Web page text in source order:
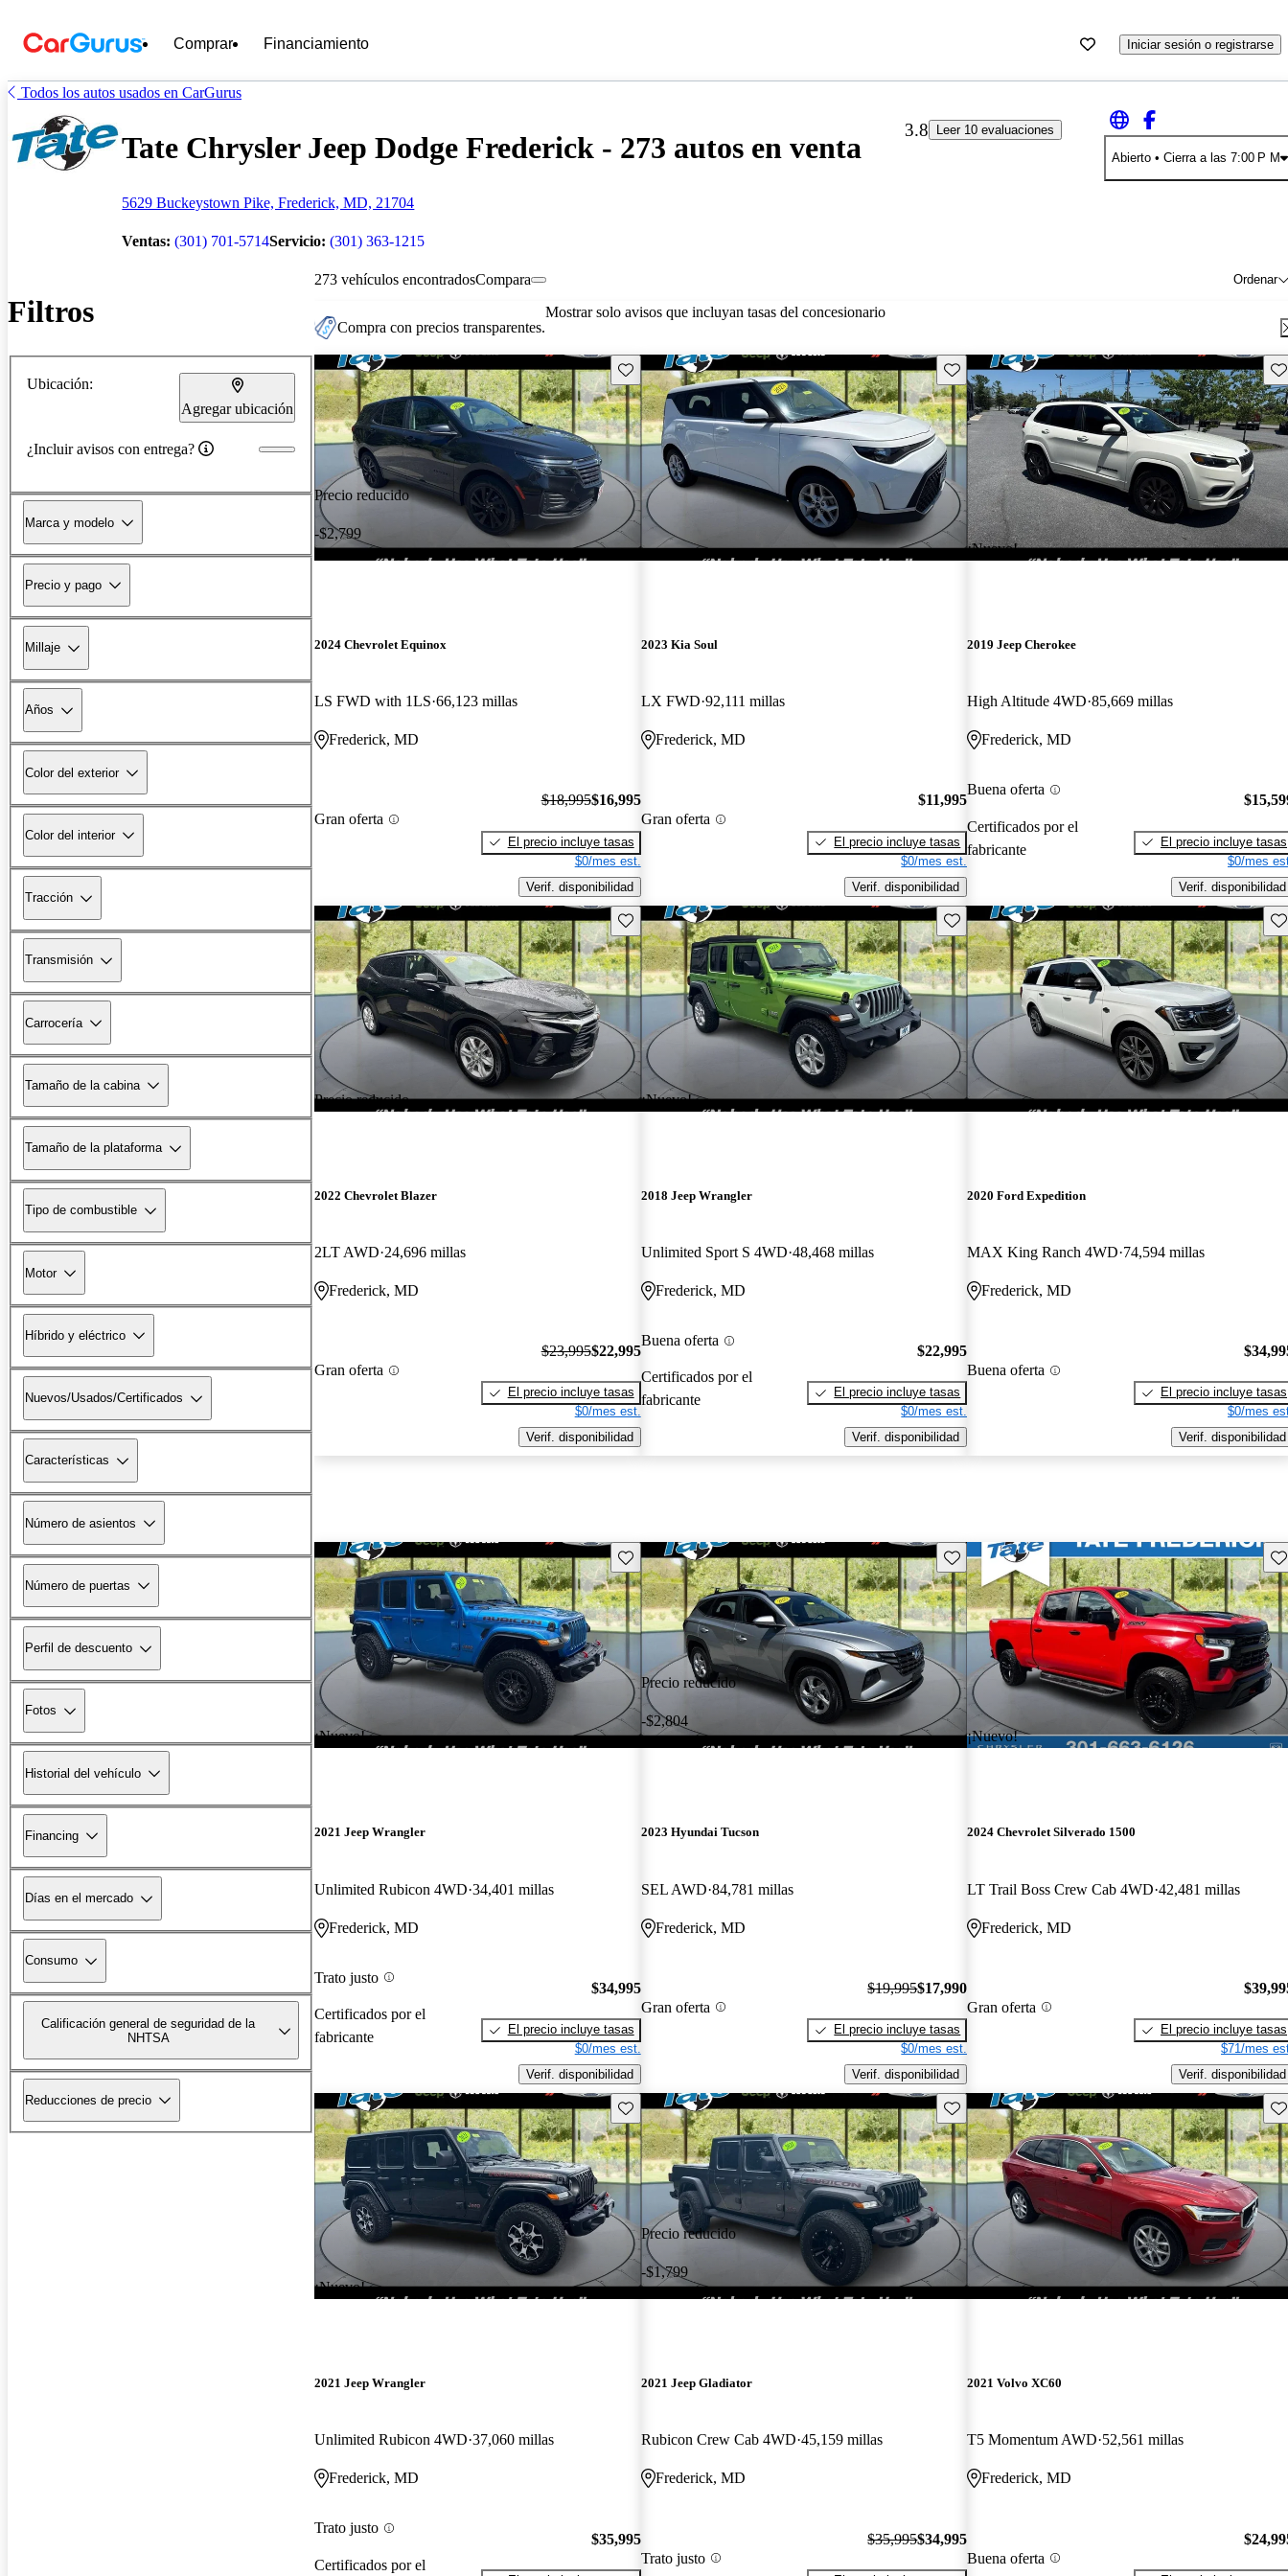
Comprar Financiamiento Iniciar sesión o registrarse
Todos los autos usados en CarGurus
Tate Chrysler Jeep Dodge Frederick - 273 autos en venta
5629 Buckeystown Pike, Frederick, MD, 21704
Ventas: (301) 701-5714Servicio: (301) 363-1215
3.8
Leer 10 evaluaciones
Abierto• Cierra a las 7:00 P M
Filtros
Ubicación:
Agregar ubicación
¿Incluir avisos con entrega?
Marca y modelo
Precio y pago
Millaje
Años
Color del exterior
Color del interior
Tracción
Transmisión
Carrocería
Tamaño de la cabina
Tamaño de la plataforma
Tipo de combustible
Motor
Híbrido y eléctrico
Nuevos/Usados/Certificados
Características
Número de asientos
Número de puertas
Perfil de descuento
Fotos
Historial del vehículo
Financing
Días en el mercado
Consumo
Calificación general de seguridad de la
NHTSA
Reducciones de precio
273 vehículos encontrados Ordenar
Compara
Compra con precios transparentes.
Mostrar solo avisos que incluyan tasas del concesionario
Precio reducido
-$2,799
Guarda este Aviso
2024 Chevrolet Equinox
LS FWD with 1LS 66,123 millas
Frederick, MD
Gran oferta
$18,995$16,995
El precio incluye tasas
$0/mes est.
Verif. disponibilidad
Guarda este Aviso
2023 Kia Soul
LX FWD 92,111 millas
Frederick, MD
Gran oferta
$11,995
El precio incluye tasas
$0/mes est.
Verif. disponibilidad
¡Nuevo!
2019 Jeep Cherokee
High Altitude 4WD 85,669 millas
Frederick, MD
Buena oferta
Certificados por el
fabricante
El precio incluye tasas
$0/mes
Verif. disponibilidad
Precio reducido
Guarda este Aviso
2022 Chevrolet Blazer
2LT AWD 24,696 millas
Frederick, MD
Gran oferta
$23,995$22,995
El precio incluye tasas
$0/mes est.
Verif. disponibilidad
¡Nuevo!
Guarda este Aviso
2018 Jeep Wrangler
Unlimited Sport S 4WD 48,468 millas
Frederick, MD
Buena oferta
Certificados por el
fabricante
$22,995
El precio incluye tasas
$0/mes est.
Verif. disponibilidad
2020 Ford Expedition
MAX King Ranch 4WD 74,594 millas
Frederick, MD
Buena oferta
El precio incluye tasas
$0/mes
Verif. disponibilidad
¡Nuevo!
Guarda este Aviso
2021 Jeep Wrangler
Unlimited Rubicon 4WD 34,401 millas
Frederick, MD
Trato justo
Certificados por el
fabricante
$34,995
El precio incluye tasas
$0/mes est.
Verif. disponibilidad
Precio reducido
-$2,804
Guarda este Aviso
2023 Hyundai Tucson
SEL AWD 84,781 millas
Frederick, MD
Gran oferta
$19,995$17,990
El precio incluye tasas
$0/mes est.
Verif. disponibilidad
¡Nuevo!
2024 Chevrolet Silverado 1500
LT Trail Boss Crew Cab 4WD 42,481 millas
Frederick, MD
Gran oferta
El precio incluye tasas
$71/mes
Verif. disponibilidad
¡Nuevo!
Guarda este Aviso
2021 Jeep Wrangler
Unlimited Rubicon 4WD 37,060 millas
Frederick, MD
Trato justo
Certificados por el
$35,995
Precio reducido
-$1,799
Guarda este Aviso
2021 Jeep Gladiator
Rubicon Crew Cab 4WD 45,159 millas
Frederick, MD
Trato justo
$35,995$34,995
2021 Volvo XC60
T5 Momentum AWD 52,561 millas
Frederick, MD
Buena oferta